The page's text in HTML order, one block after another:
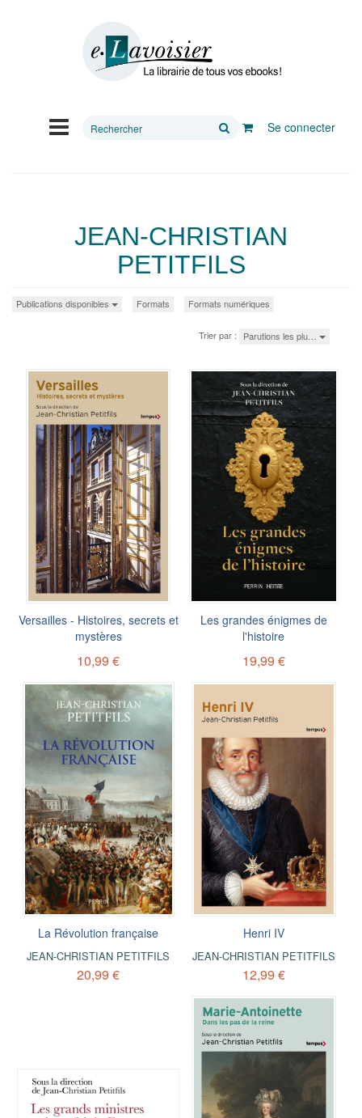
Rechercher
Se connecter
JEAN-CHRISTIAN
PETITFILS
Publications disponibles Formats Formats numériques
Trier par : Parutions les plu…
Versailles - Histoires, secrets et
mystères
10,99 €
Les grandes énigmes de
l'histoire
19,99 €
La Révolution française
JEAN-CHRISTIAN PETITFILS
20,99 €
Henri IV
JEAN-CHRISTIAN PETITFILS
12,99 €